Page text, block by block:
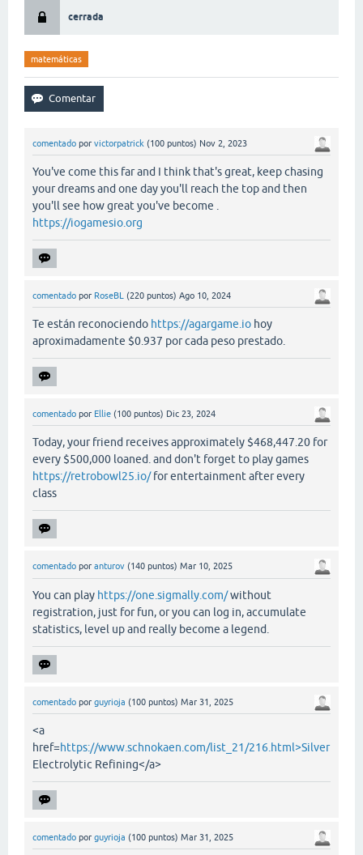
cerrada
matemáticas
comentado por victorpatrick (100 puntos) Nov 2, 2023
You've come this far and I think that's great, keep chasing
your dreams and one day you'll reach the top and then
you'll see how great you've become .
https://iogamesio.org
comentado por RoseBL (220 puntos) Ago 10, 2024
Te están reconociendo https://agargame.io hoy
aproximadamente $0.937 por cada peso prestado.
comentado por Ellie (100 puntos) Dic 23, 2024
Today, your friend receives approximately $468,447.20 for
every $500,000 loaned. and don't forget to play games
https://retrobowl25.io/for entertainment after every
class
comentado por anturov (140 puntos) Mar 10, 2025
You can play https://one.sigmally.com/without
registration, just for fun, or you can log in, accumulate
statistics, level up and really become a legend.
comentado por guyrioja (100 puntos) Mar 31, 2025
<a
href=https://www.schnokaen.com/list_21/216.html>Silver
Electrolytic Refining</a>
comentado por guyrioja (100 puntos) Mar 31, 2025